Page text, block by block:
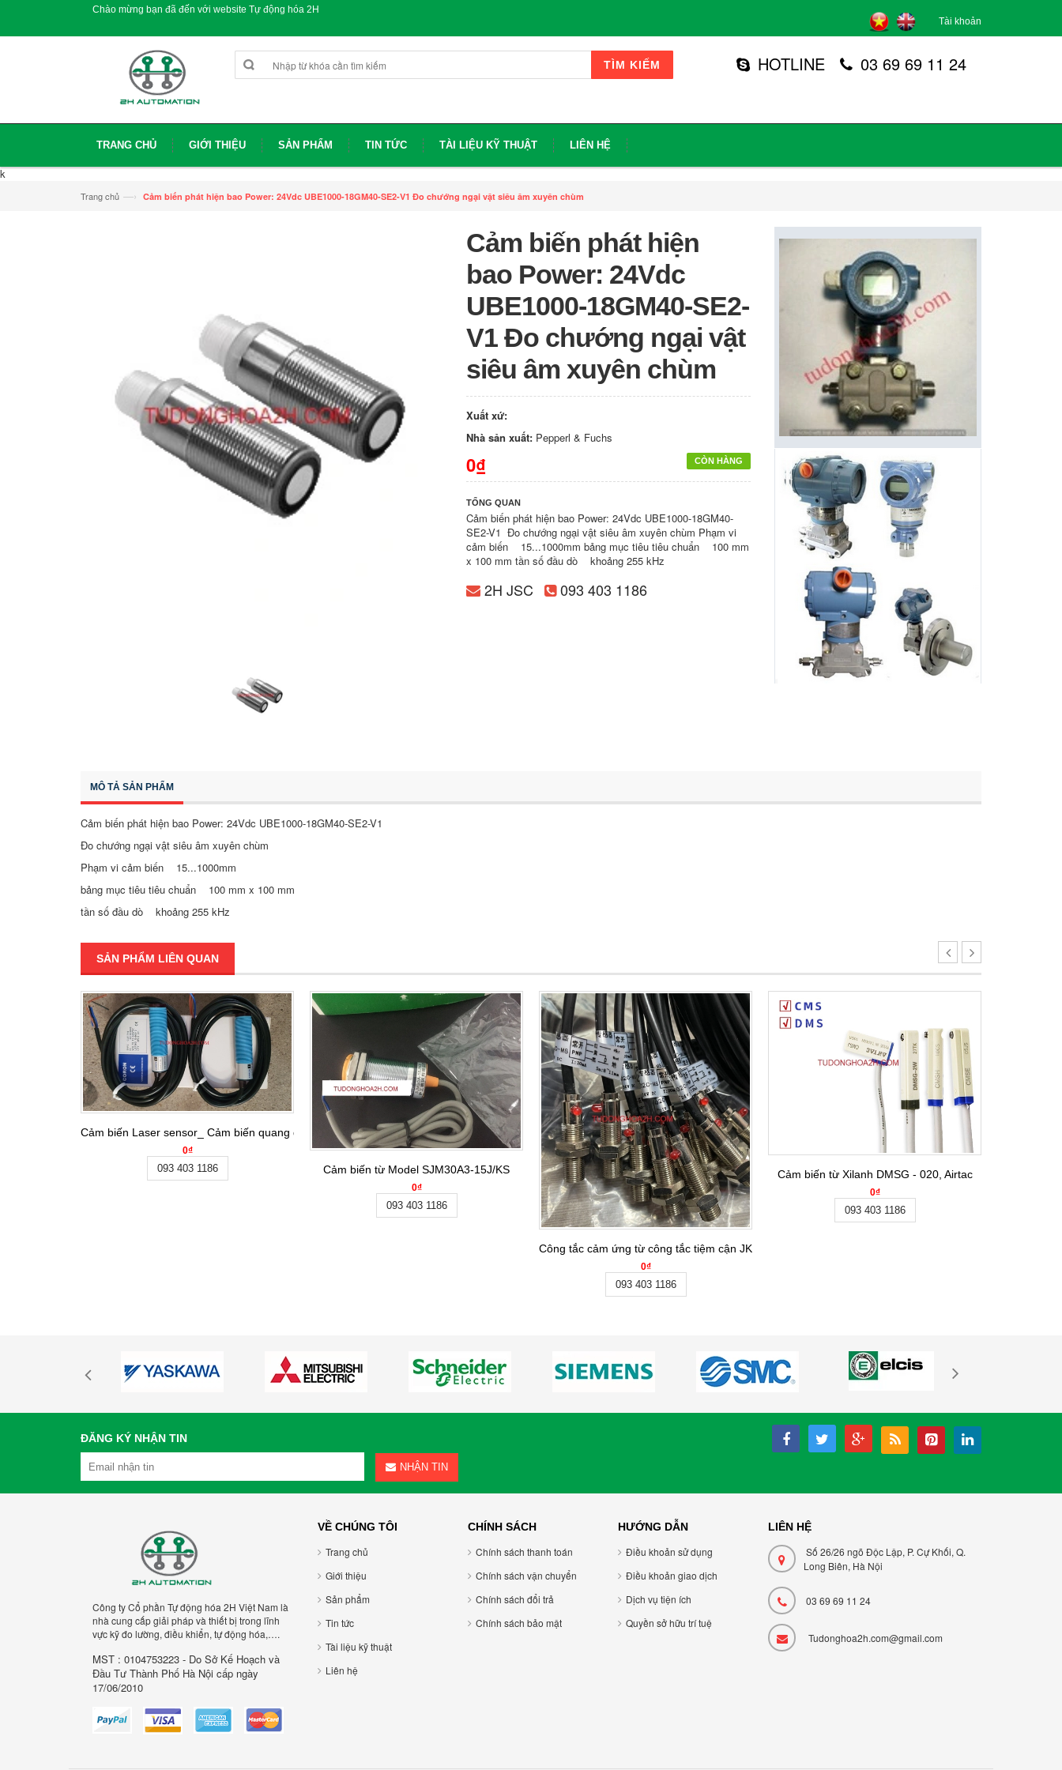
Chào mừng bạn đã đến với website Tự động hóa 2H
Tài khoản
TÌM KIẾM 03 69 69 11 24
HOTLINE
TRANG CHỦ GIỚI THIỆU SẢN PHẨM TIN TỨC TÀI LIỆU KỸ THUẬT LIÊN HỆ
k
Trang chủ —› Cảm biến phát hiện bao Power: 24Vdc UBE1000-18GM40-SE2-V1 Đo chướng ngại vật siêu âm xuyên chùm
Cảm biến phát hiện
bao Power: 24Vdc
UBE1000-18GM40-SE2-
V1 Đo chướng ngại vật
siêu âm xuyên chùm
Xuất xứ:
Nhà sản xuất: Pepperl & Fuchs
CÒN HÀNG
0₫
TỔNG QUAN
Cảm biến phát hiện bao Power: 24Vdc UBE1000-18GM40-
SE2-V1 Đo chướng ngại vật siêu âm xuyên chùm Phạm vi
cảm biến 15...1000mm bảng mục tiêu tiêu chuẩn 100 mm
x 100 mm tần số đầu dò khoảng 255 kHz
2H JSC 093 403 1186
MÔ TẢ SẢN PHẨM
Cảm biến phát hiện bao Power: 24Vdc UBE1000-18GM40-SE2-V1
Đo chướng ngại vật siêu âm xuyên chùm
Phạm vi cảm biến 15...1000mm
bảng mục tiêu tiêu chuẩn 100 mm x 100 mm
tần số đầu dò khoảng 255 kHz
SẢN PHẨM LIÊN QUAN
Cảm biến Laser sensor_ Cảm biến quang điện GLF-T10
0₫
093 403 1186 Cảm biến từ Model SJM30A3-15J/KS
0₫
093 403 1186
Công tắc cảm ứng từ công tắc tiệm cận JK8002C-M8
0₫
093 403 1186
Cảm biến từ Xilanh DMSG - 020, Airtac
0₫
093 403 1186
ĐĂNG KÝ NHẬN TIN
NHẬN TIN
Công ty Cổ phần Tự động hóa 2H Việt Nam là
nhà cung cấp giải pháp và thiết bị trong lĩnh
vực kỹ đo lường, điều khiển, tự động hóa,….
MST : 0104753223 - Do Sở Kế Hoạch và
Đầu Tư Thành Phố Hà Nội cấp ngày
17/06/2010
VỀ CHÚNG TÔI
Trang chủ
Giới thiệu
Sản phẩm
Tin tức
Tài liệu kỹ thuật
Liên hệ
CHÍNH SÁCH
Chính sách thanh toán
Chính sách vận chuyển
Chính sách đổi trả
Chính sách bảo mật
HƯỚNG DẪN
Điều khoản sử dụng
Điều khoản giao dịch
Dịch vụ tiện ích
Quyền sở hữu trí tuệ
LIÊN HỆ
Số 26/26 ngõ Độc Lập, P. Cự Khối, Q.
Long Biên, Hà Nội
03 69 69 11 24
Tudonghoa2h.com@gmail.com